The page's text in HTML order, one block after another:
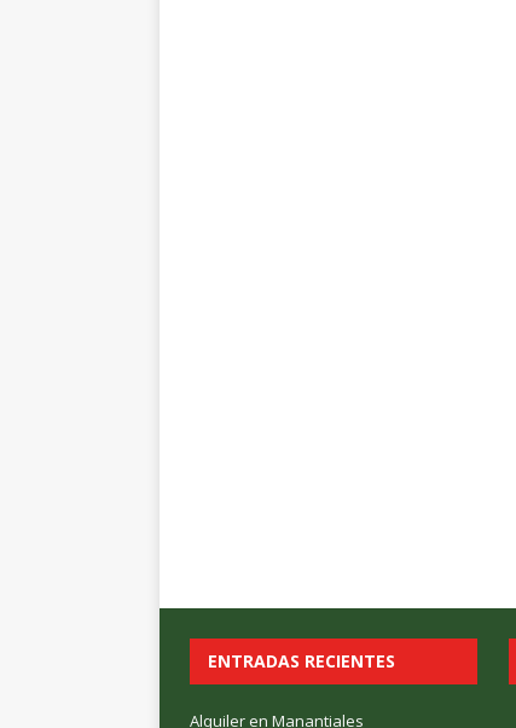
ENTRADAS RECIENTES
Alquiler en Manantiales